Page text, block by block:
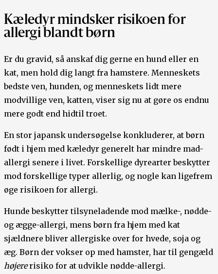
Kæledyr mindsker risikoen for
allergi blandt børn
Er du gravid, så anskaf dig gerne en hund eller en
kat, men hold dig langt fra hamstere. Menneskets
bedste ven, hunden, og menneskets lidt mere
modvillige ven, katten, viser sig nu at gøre os endnu
mere godt end hidtil troet.
En stor japansk undersøgelse konkluderer, at børn
født i hjem med kæledyr generelt har mindre mad-
allergi senere i livet. Forskellige dyrearter beskytter
mod forskellige typer allerlig, og nogle kan ligefrem
øge risikoen for allergi.
Hunde beskytter tilsyneladende mod mælke-, nødde-
og ægge-allergi, mens børn fra hjem med kat
sjældnere bliver allergiske over for hvede, soja og
æg. Børn der vokser op med hamster, har til gengæld
højererisiko for at udvikle nødde-allergi.